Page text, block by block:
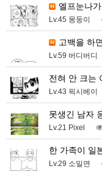
엘프눈나
Lv.45 몽둥이
고백을 하
Lv.59 버디버디
전혀 안 크는
Lv.43 픽시베이
못생긴 남자
Lv.21 Pixel
한 가족이 일
Lv.29 소밀면